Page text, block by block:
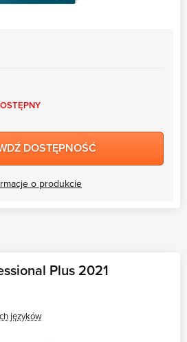
DOSTĘPNOŚĆ
o produkcie
Plus 2021
języków